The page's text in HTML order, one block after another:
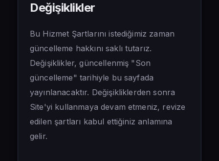
Değişiklikler
Bu Hizmet Şartlarını istediğimiz zaman
güncelleme hakkını saklı tutarız.
Değişiklikler, güncellenmiş "Son
güncelleme" tarihiyle bu sayfada
yayınlanacaktır. Değişikliklerden sonra
Site'yi kullanmaya devam etmeniz, revize
edilen şartları kabul ettiğiniz anlamına
gelir.